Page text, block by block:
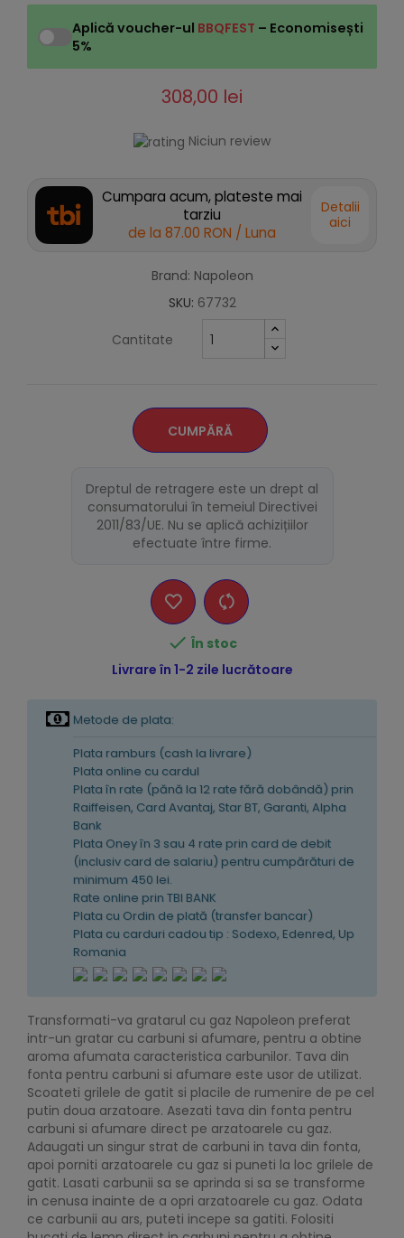
Aplică voucher-ul BBQFEST – Economisești
5%
308,00 lei
Niciun review
Cumpara acum, plateste mai
tarziu
de la 87.00 RON / Luna
Detalii
aici
Brand: Napoleon
SKU: 67732
Cantitate
CUMPĂRĂ
Dreptul de retragere este un drept al
consumatorului în temeiul Directivei
2011/83/UE. Nu se aplică achizițiilor
efectuate între firme.
 În stoc
Livrare în 1-2 zile lucrătoare
Metode de plata:
Plata ramburs (cash la livrare)
Plata online cu cardul
Plata în rate (pănă la 12 rate fără dobândă) prin
Raiffeisen, Card Avantaj, Star BT, Garanti, Alpha
Bank
Plata Oney în 3 sau 4 rate prin card de debit
(inclusiv card de salariu) pentru cumpărături de
minimum 450 lei.
Rate online prin TBI BANK
Plata cu Ordin de plată (transfer bancar)
Plata cu carduri cadou tip : Sodexo, Edenred, Up
Romania
Transformati-va gratarul cu gaz Napoleon preferat
intr-un gratar cu carbuni si afumare, pentru a obtine
aroma afumata caracteristica carbunilor. Tava din
fonta pentru carbuni si afumare este usor de utilizat.
Scoateti grilele de gatit si placile de rumenire de pe cel
putin doua arzatoare. Asezati tava din fonta pentru
carbuni si afumare direct pe arzatoarele cu gaz.
Adaugati un singur strat de carbuni in tava din fonta,
apoi porniti arzatoarele cu gaz si puneti la loc grilele de
gatit. Lasati carbunii sa se aprinda si sa se transforme
in cenusa inainte de a opri arzatoarele cu gaz. Odata
ce carbunii au ars, puteti incepe sa gatiti. Folositi